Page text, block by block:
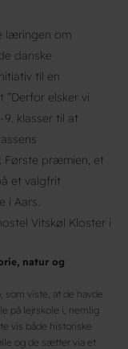
læringen om
danske
til en
elsker vi
klasser til at
Første præmien, et
et valgfrit
i Aars.
Vitskøl Kloster i
natur og
som viste, at de havde
på lejrskole i, nemlig
vis både historiske
og de sætter via et